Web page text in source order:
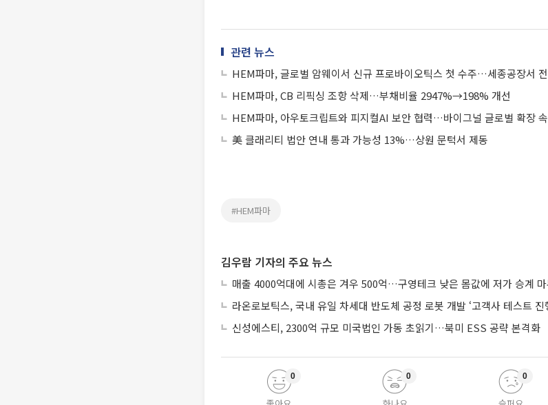
관련 뉴스
HEM파마, 글로벌 암웨이서 신규 프로바이오틱스 첫 수주…세종공장서
HEM파마, CB 리픽싱 조항 삭제…부채비율 2947%→198% 개선
HEM파마, 아우토크립트와 피지컬AI 보안 협력…바이그널 글로벌 확장
美 클래리티 법안 연내 통과 가능성 13%…상원 문턱서 제동
#HEM파마
김우람 기자의 주요 뉴스
매출 4000억대에 시총은 겨우 500억…구영테크 낮은 몸값에 저가 승계 마
라온로보틱스, 국내 유일 차세대 반도체 공정 로봇 개발 ‘고객사 테스트 진
신성에스티, 2300억 규모 미국법인 가동 초읽기…북미 ESS 공략 본격화
0 0 0